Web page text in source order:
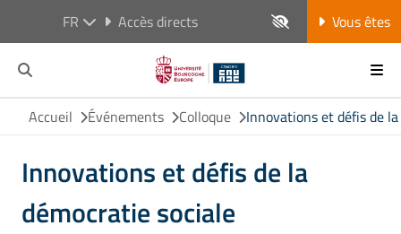
FR Accès directs Vous êtes
Accueil Événements Colloque Innovations et défis de
Innovations et défis de la
démocratie sociale